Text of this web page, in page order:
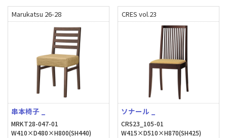
Marukatsu 26-28
串本椅子 _
MRKT28-047-01
W410×D480×H800(SH440)
CRES vol.23
ソナール _
CRS23_105-01
W415×D510×H870(SH425)